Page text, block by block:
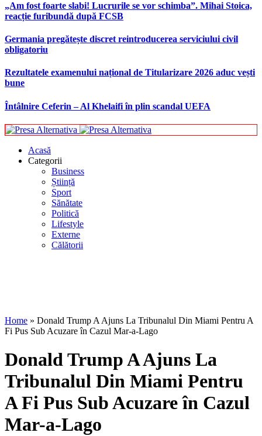
„Am fost foarte slabi! Lucrurile se vor schimba”. Mihai Stoica,
reacție furibundă după FCSB
Germania pregătește discret reintroducerea serviciului civil
obligatoriu
Rezultatele examenului național de Titularizare 2026 aduc vești
bune
Întâlnire Ceferin – Al Khelaifi în plin scandal UEFA
Acasă
Categorii
Business
Știință
Sport
Sănătate
Politică
Lifestyle
Externe
Călătorii
Home » Donald Trump A Ajuns La Tribunalul Din Miami Pentru A
Fi Pus Sub Acuzare în Cazul Mar-a-Lago
Donald Trump A Ajuns La
Tribunalul Din Miami Pentru
A Fi Pus Sub Acuzare în Cazul
Mar-a-Lago